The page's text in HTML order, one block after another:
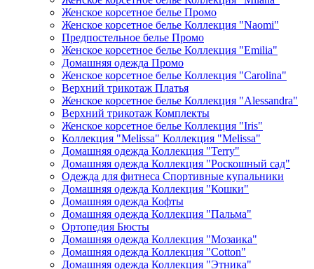
Женское корсетное белье Промо
Женское корсетное белье Коллекция "Naomi"
Предпостельное белье Промо
Женское корсетное белье Коллекция "Emilia"
Домашняя одежда Промо
Женское корсетное белье Коллекция "Carolina"
Верхний трикотаж Платья
Женское корсетное белье Коллекция "Alessandra"
Верхний трикотаж Комплекты
Женское корсетное белье Коллекция "Iris"
Коллекция "Melissa" Коллекция "Melissa"
Домашняя одежда Коллекция "Terry"
Домашняя одежда Коллекция "Роскошный сад"
Одежда для фитнеса Спортивные купальники
Домашняя одежда Коллекция "Кошки"
Домашняя одежда Кофты
Домашняя одежда Коллекция "Пальма"
Ортопедия Бюсты
Домашняя одежда Коллекция "Мозаика"
Домашняя одежда Коллекция "Cotton"
Домашняя одежда Коллекция "Этника"